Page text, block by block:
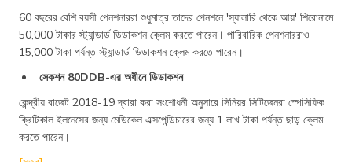
60 বছরের বেশি বয়সী পেনশনাররা শুধুমাত্র তাদের পেনশনে 'স্যালারি থেকে আয়' শিরোনামে
50,000 টাকার স্ট্যান্ডার্ড ডিডাকশন ক্লেম করতে পারেন। পারিবারিক পেনশনাররাও
15,000 টাকা পর্যন্ত স্ট্যান্ডার্ড ডিডাকশন ক্লেম করতে পারেন।
সেকশন 80DDB-এর অধীনে ডিডাকশন
কেন্দ্রীয় বাজেট 2018-19 দ্বারা করা সংশোধনী অনুসারে সিনিয়র সিটিজেনরা স্পেসিফিক
ক্রিটিকাল ইলনেসের জন্য মেডিকেল এক্সপেন্ডিচারের জন্য 1 লাখ টাকা পর্যন্ত ছাড় ক্লেম
করতে পারেন।